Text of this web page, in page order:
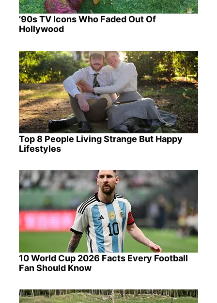
’90s TV Icons Who Faded Out Of
Hollywood
Top 8 People Living Strange But Happy
Lifestyles
10 World Cup 2026 Facts Every Football
Fan Should Know